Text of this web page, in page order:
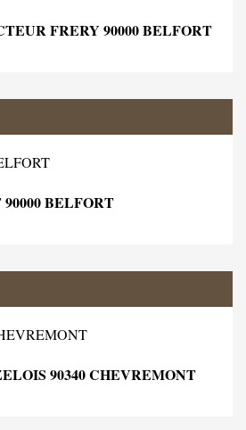
FRERY 90000 BELFORT
BELFORT
90340 CHEVREMONT